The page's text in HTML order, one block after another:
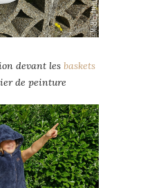
devant les baskets
de peinture